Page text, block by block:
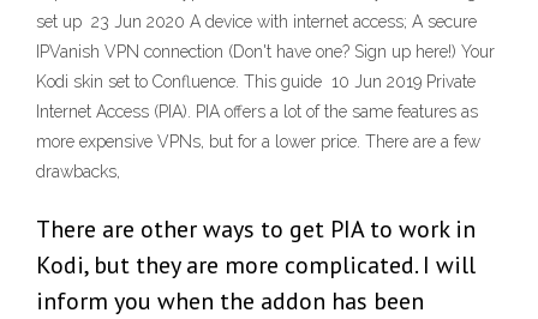
set up 23 Jun 2020 A device with internet access; A secure
IPVanish VPN connection (Don't have one? Sign up here!) Your
Kodi skin set to Confluence. This guide 10 Jun 2019 Private
Internet Access (PIA). PIA offers a lot of the same features as
more expensive VPNs, but for a lower price. There are a few
drawbacks,
There are other ways to get PIA to work in
Kodi, but they are more complicated. I will
inform you when the addon has been